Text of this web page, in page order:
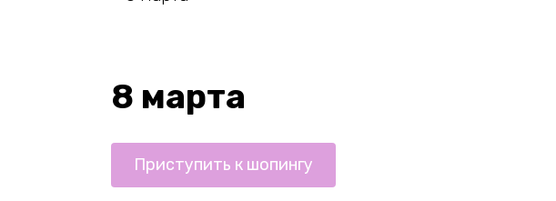
8 марта
Приступить к шопингу